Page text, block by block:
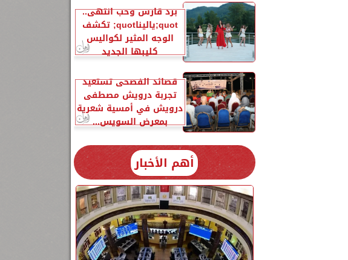
برد قارس وحب انتهى..
quot;ياليناquot; تكشف
الوجه المثير لكواليس
كليبها الجديد
قصائد الفصحى تستعيد
تجربة درويش مصطفى
درويش في أمسية شعرية
بمعرض السويس...
أهم الأخبار